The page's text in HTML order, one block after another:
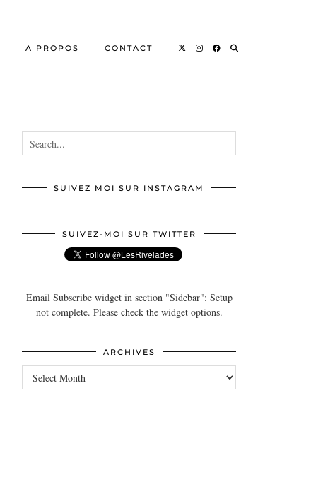
A PROPOS CONTACT
SUIVEZ MOI SUR INSTAGRAM
SUIVEZ-MOI SUR TWITTER
Email Subscribe widget in section "Sidebar": Setup
not complete. Please check the widget options.
ARCHIVES
Archives